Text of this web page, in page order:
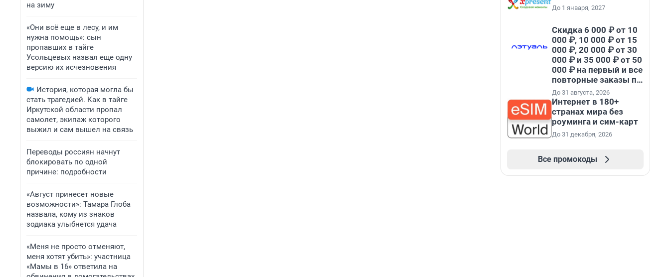
на зиму
«Они всё еще в лесу, и им
нужна помощь»: сын
пропавших в тайге
Усольцевых назвал еще одну
версию их исчезновения
История, которая могла бы
стать трагедией. Как в тайге
Иркутской области пропал
самолет, экипаж которого
выжил и сам вышел на связь
Переводы россиян начнут
блокировать по одной
причине: подробности
«Август принесет новые
возможности»: Тамара Глоба
назвала, кому из знаков
зодиака улыбнется удача
«Меня не просто отменяют,
меня хотят убить»: участница
«Мамы в 16» ответила на
До 1 января, 2027
Скидка 6 000 ₽ от 10
000 ₽, 10 000 ₽ от 15
000 ₽, 20 000 ₽ от 30
000 ₽ и 35 000 ₽ от 50
000 ₽ на первый и все
повторные заказы по
промокоду НАБЕРИ
До 31 августа, 2026
Интернет в 180+
странах мира без
роуминга и сим-карт
До 31 декабря, 2026
Все промокоды